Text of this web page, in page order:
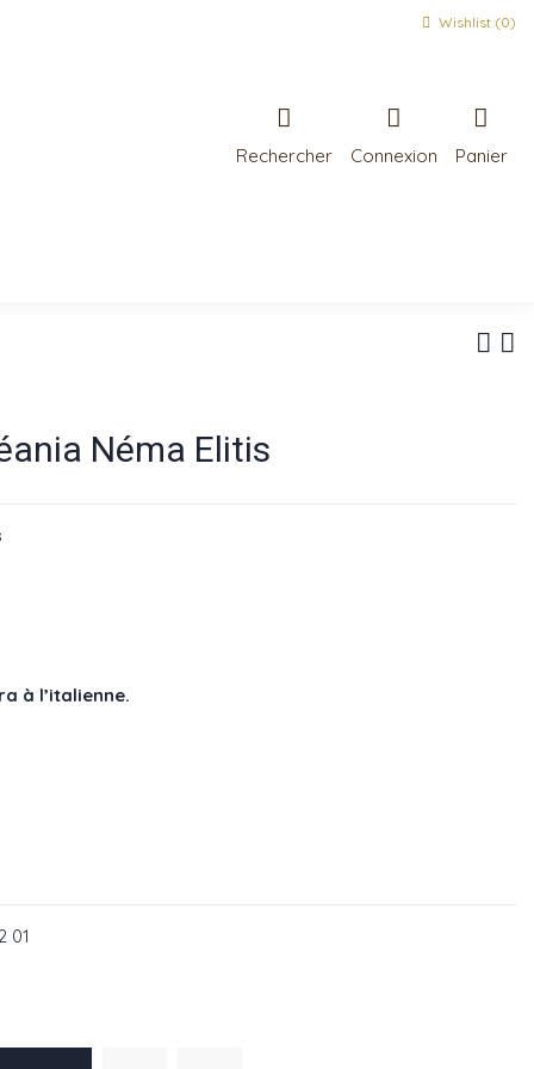
Wishlist (0)
Rechercher Connexion Panier
Néma Elitis
à l’italienne.
01